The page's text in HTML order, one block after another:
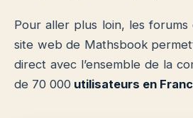
Pour aller plus loin, les forums
site web de Mathsbook
direct avec l’ensemble de la
de 70 000 utilisateurs en